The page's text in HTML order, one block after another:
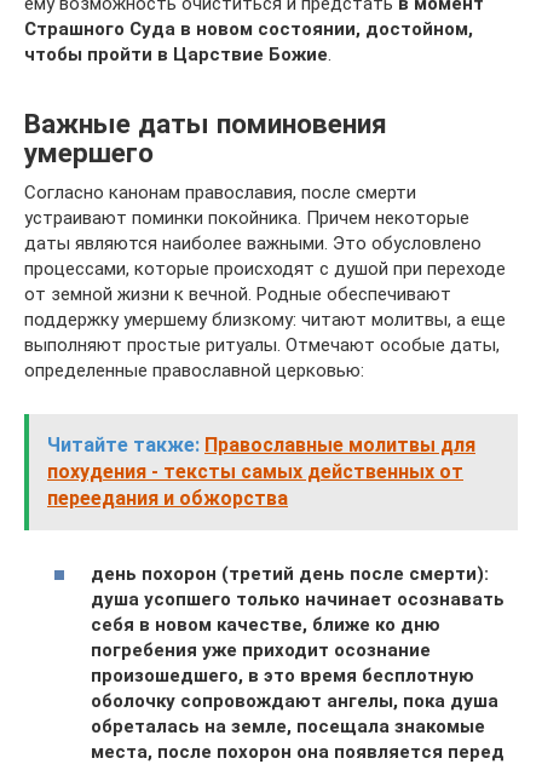
Страшного Суда в новом состоянии, достойном,
чтобы пройти в Царствие Божие.
Важные даты поминовения
умершего
Согласно канонам православия, после смерти
устраивают поминки покойника. Причем некоторые
даты являются наиболее важными. Это обусловлено
процессами, которые происходят с душой при переходе
от земной жизни к вечной. Родные обеспечивают
поддержку умершему близкому: читают молитвы, а еще
выполняют простые ритуалы. Отмечают особые даты,
определенные православной церковью:
Читайте также: Православные молитвы для
похудения - тексты самых действенных от
переедания и обжорства
день похорон (третий день после смерти):
душа усопшего только начинает осознавать
себя в новом качестве, ближе ко дню
погребения уже приходит осознание
произошедшего, в это время бесплотную
оболочку сопровождают ангелы, пока душа
обреталась на земле, посещала знакомые
места, после похорон она появляется перед